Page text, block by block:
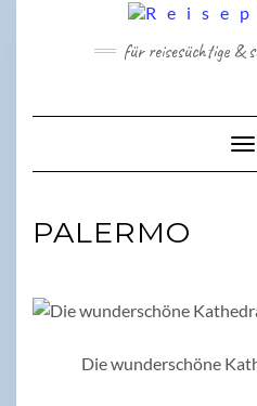
für reisesüchtige &
PALERMO
Die wunderschöne